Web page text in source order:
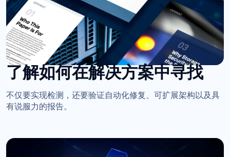
了解如何在解决方案中寻找
不仅要实现检测，还要验证自动化修复、可扩展架构以及具
有说服力的报告。